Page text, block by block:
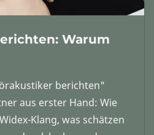
Warum
berichten"
aus erster Hand: Wie
Klang, was schätzen